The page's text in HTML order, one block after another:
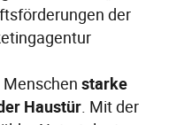
der
Menschen starke
Haustür. Mit der